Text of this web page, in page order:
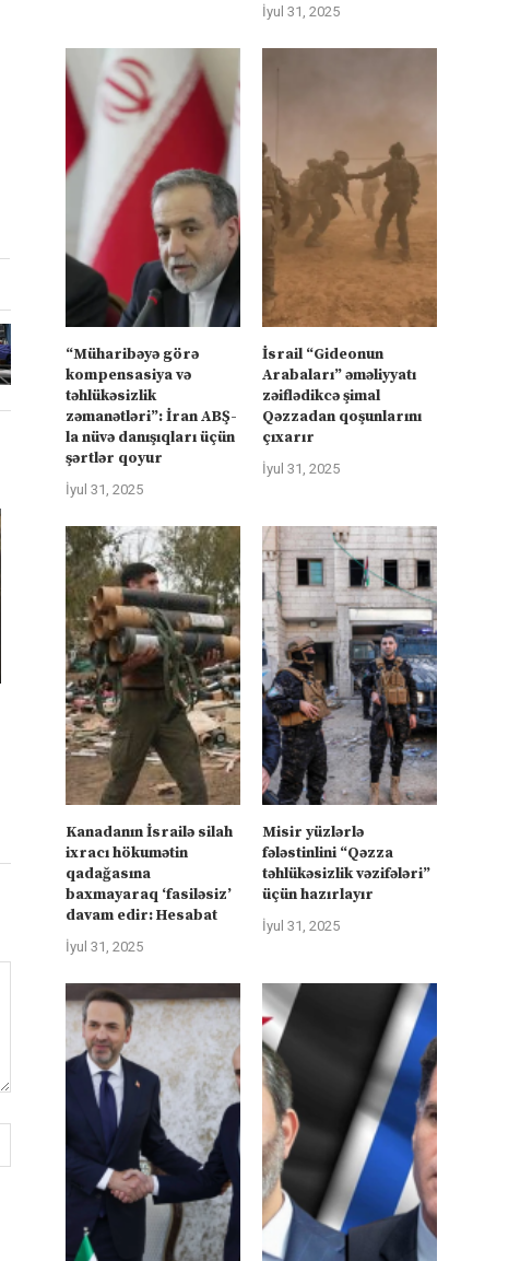
“Müharibəyə görə kompensasiya və
təhlükəsizlik zəmanətləri”: İran
ABŞ-la...
İyul 31, 2025
Kanadanın İsrailə silah
hökumətin qadağasına
‘fasiləsiz’...
İyul 31, 2025
İyul 31, 2025
“Müharibəyə görə
kompensasiya və
təhlükəsizlik
zəmanətləri”: İran ABŞ-
la nüvə danışıqları üçün
şərtlər qoyur
İyul 31, 2025
İsrail “Gideonun
Arabaları” əməliyyatı
zəiflədikcə şimal
Qəzzadan qoşunlarını
çıxarır
İyul 31, 2025
Kanadanın İsrailə silah
ixracı hökumətin
qadağasına
baxmayaraq ‘fasiləsiz’
davam edir: Hesabat
İyul 31, 2025
Misir yüzlərlə
fələstinlini “Qəzza
təhlükəsizlik vəzifələri”
üçün hazırlayır
İyul 31, 2025